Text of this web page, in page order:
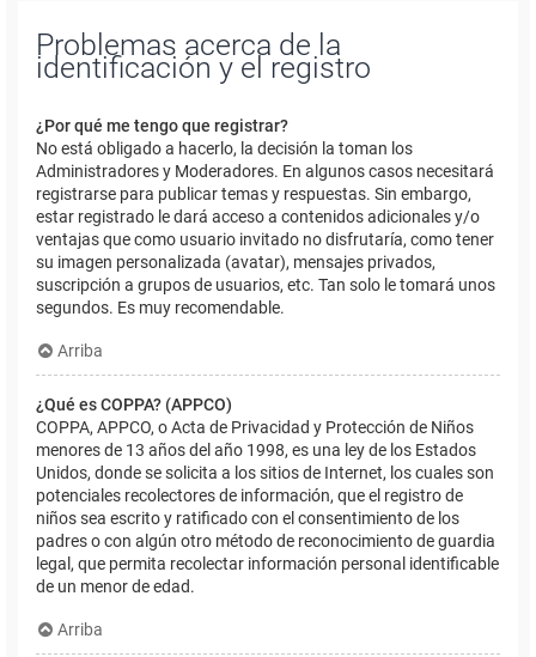
Problemas acerca de la
identificación y el registro
¿Por qué me tengo que registrar?
No está obligado a hacerlo, la decisión la toman los
Administradores y Moderadores. En algunos casos necesitará
registrarse para publicar temas y respuestas. Sin embargo,
estar registrado le dará acceso a contenidos adicionales y/o
ventajas que como usuario invitado no disfrutaría, como tener
su imagen personalizada (avatar), mensajes privados,
suscripción a grupos de usuarios, etc. Tan solo le tomará unos
segundos. Es muy recomendable.
Arriba
¿Qué es COPPA? (APPCO)
COPPA, APPCO, o Acta de Privacidad y Protección de Niños
menores de 13 años del año 1998, es una ley de los Estados
Unidos, donde se solicita a los sitios de Internet, los cuales son
potenciales recolectores de información, que el registro de
niños sea escrito y ratificado con el consentimiento de los
padres o con algún otro método de reconocimiento de guardia
legal, que permita recolectar información personal identificable
de un menor de edad.
Arriba